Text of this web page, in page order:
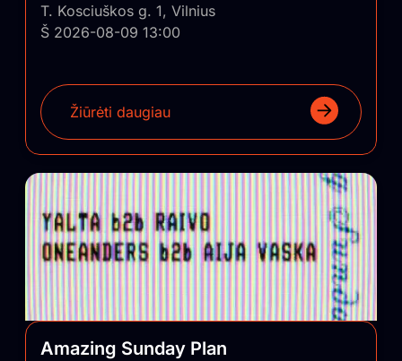
T. Kosciuškos g. 1, Vilnius
Š 2026-08-09 13:00
Žiūrėti daugiau
Amazing Sunday Plan